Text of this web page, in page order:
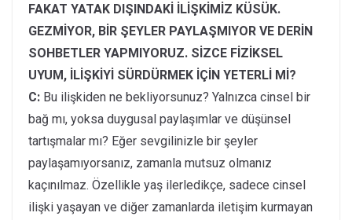
FAKAT YATAK DIŞINDAKİ İLİŞKİMİZ KÜSÜK.
GEZMİYOR, BİR ŞEYLER PAYLAŞMIYOR VE DERİN
SOHBETLER YAPMIYORUZ. SİZCE FİZİKSEL
UYUM, İLİŞKİYİ SÜRDÜRMEK İÇİN YETERLİ Mİ?
C: Bu ilişkiden ne bekliyorsunuz? Yalnızca cinsel bir
bağ mı, yoksa duygusal paylaşımlar ve düşünsel
tartışmalar mı? Eğer sevgilinizle bir şeyler
paylaşamıyorsanız, zamanla mutsuz olmanız
kaçınılmaz. Özellikle yaş ilerledikçe, sadece cinsel
ilişki yaşayan ve diğer zamanlarda iletişim kurmayan